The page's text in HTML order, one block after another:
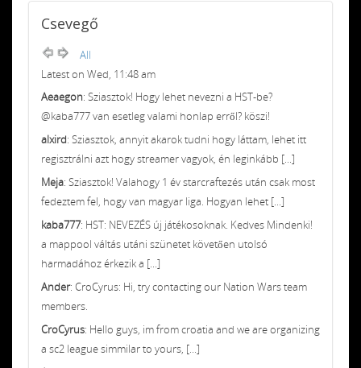
Csevegő
All
Latest on Wed, 11:48 am
Aeaegon: Sziasztok! Hogy lehet nevezni a HST-be?
@kaba777 van esetleg valami honlap erről? köszi!
alxird: Sziasztok, annyit akarok tudni hogy láttam, lehet itt
regisztrálni azt hogy streamer vagyok, én leginkább [...]
Meja: Sziasztok! Valahogy 1 év starcraftezés után csak most
fedeztem fel, hogy van magyar liga. Hogyan lehet [...]
kaba777: HST: NEVEZÉS új játékosoknak. Kedves Mindenki!
a mappool váltás utáni szünetet követően utolsó
harmadához érkezik a [...]
Ander: CroCyrus: Hi, try contacting our Nation Wars team
members.
CroCyrus: Hello guys, im from croatia and we are organizing
a sc2 league simmilar to yours, [...]